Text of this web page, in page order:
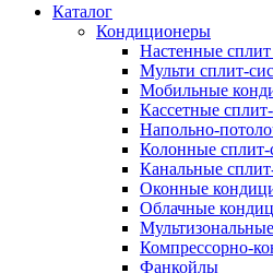
Каталог
Кондиционеры
Настенные
Мульти сплит-
Мобильные
Кассетные
Напольно-
Колонные
Канальные
Оконные
Облачные
Компрессорно-
Фанкойлы